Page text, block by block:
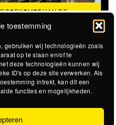
toestemming
gebruiken wij technologieën zoals
op te slaan en/of te
deze technologieën kunnen wij
ID's op deze site verwerken. Als
intrekt, kan dit een
functies en mogelijkheden.
TOEKOMST VAN DE